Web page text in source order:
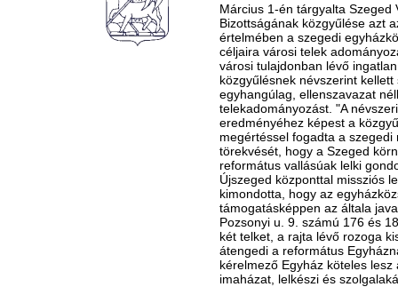
Március 1-én tárgyalta Szeged
Bizottságának közgyűlése azt
értelmében a szegedi
céljaira városi telek
városi tulajdonban lévő
közgyűlésnek névszerint kellett
egyhangúlag, ellenszavazat
telekadományozást. "A
eredményéhez képest a
megértéssel fogadta a
törekvését, hogy a Szeged
református vallásúak lelki
Újszeged központtal missziós
kimondotta, hogy az
támogatásképpen az általa
Pozsonyi u. 9. számú 176 és
két telket, a rajta lévő rozoga
átengedi a református
kérelmező Egyház köteles
imaházat, lelkészi és